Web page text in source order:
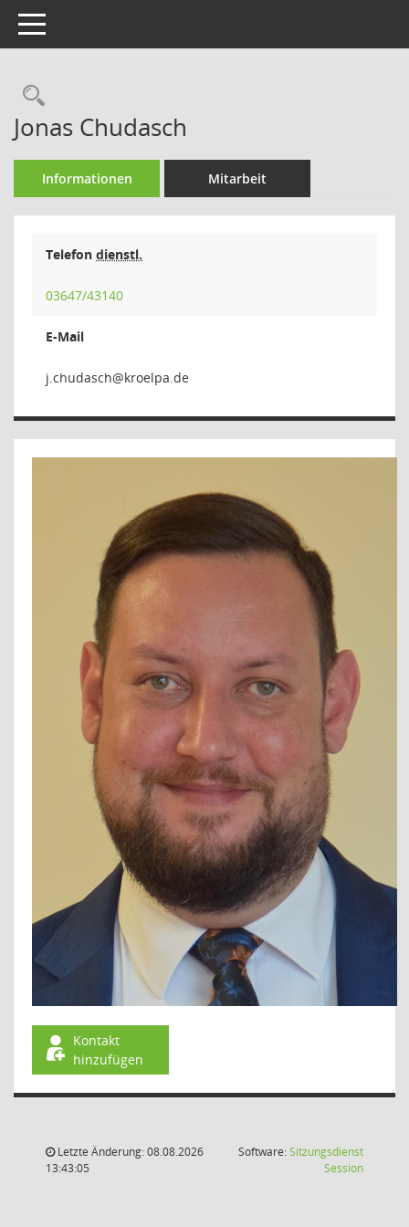
Toggle navigation
Rechercheauswahl
Jonas Chudasch
Informationen Mitarbeit
Telefon dienstl.
03647/43140
E-Mail
hcsad
Kontakt
hinzufügen
Letzte Änderung: 08.08.2026
13:43:05
Software:Sitzungsdienst
Session(Wird in